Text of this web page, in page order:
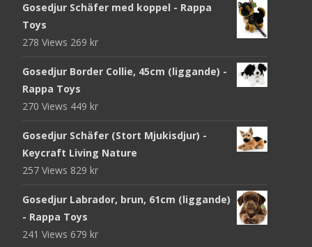
Gosedjur Schäfer med koppel - Rappa
Toys
278 Views 269 kr
Gosedjur Border Collie, 45cm (liggande) -
Rappa Toys
270 Views 449 kr
Gosedjur Schäfer (Stort Mjukisdjur) -
Keycraft Living Nature
257 Views 829 kr
Gosedjur Labrador, brun, 61cm (liggande)
- Rappa Toys
241 Views 679 kr